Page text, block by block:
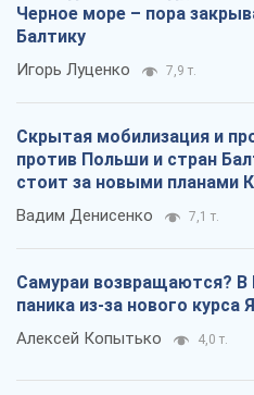
Черное море – пора
Балтику
Игорь Луценко 7,9 т.
Скрытая мобилизация и
против Польши и стран
стоит за новыми планами
Вадим Денисенко 7,1 т.
Самураи возвращаются? В
паника из-за нового курса
Алексей Копытько 4,0 т.